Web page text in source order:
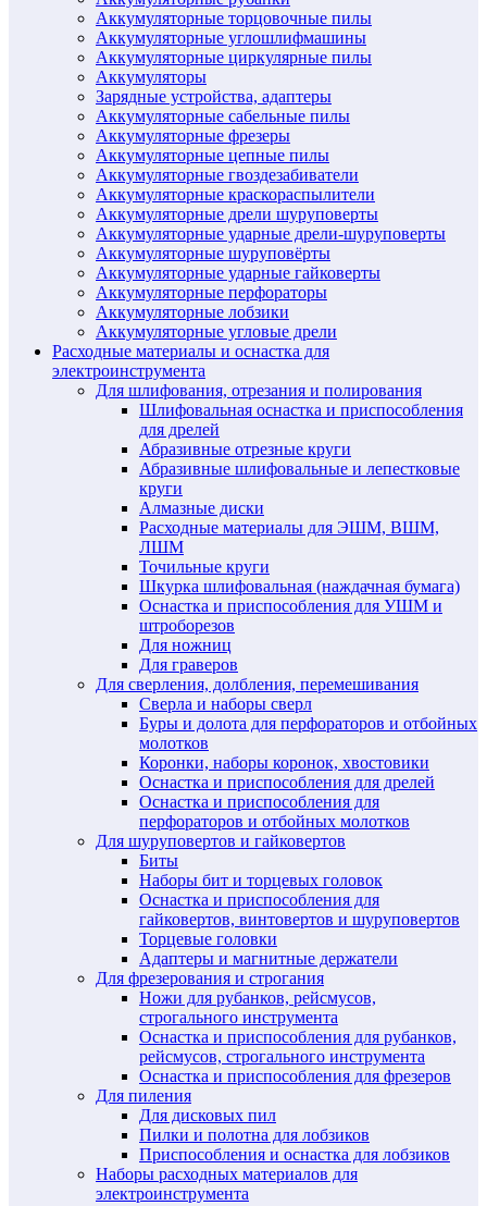
Аккумуляторные торцовочные пилы
Аккумуляторные углошлифмашины
Аккумуляторные циркулярные пилы
Аккумуляторы
Зарядные устройства, адаптеры
Аккумуляторные сабельные пилы
Аккумуляторные фрезеры
Аккумуляторные цепные пилы
Аккумуляторные гвоздезабиватели
Аккумуляторные краскораспылители
Аккумуляторные дрели шуруповерты
Аккумуляторные ударные дрели-шуруповерты
Аккумуляторные шуруповёрты
Аккумуляторные ударные гайковерты
Аккумуляторные перфораторы
Аккумуляторные лобзики
Аккумуляторные угловые дрели
Расходные материалы и оснастка для
электроинструмента
Для шлифования, отрезания и полирования
Шлифовальная оснастка и приспособления
для дрелей
Абразивные отрезные круги
Абразивные шлифовальные и лепестковые
круги
Алмазные диски
Расходные материалы для ЭШМ, ВШМ,
ЛШМ
Точильные круги
Шкурка шлифовальная (наждачная бумага)
Оснастка и приспособления для УШМ и
штроборезов
Для ножниц
Для граверов
Для сверления, долбления, перемешивания
Сверла и наборы сверл
Буры и долота для перфораторов и отбойных
молотков
Коронки, наборы коронок, хвостовики
Оснастка и приспособления для дрелей
Оснастка и приспособления для
перфораторов и отбойных молотков
Для шуруповертов и гайковертов
Биты
Наборы бит и торцевых головок
Оснастка и приспособления для
гайковертов, винтовертов и шуруповертов
Торцевые головки
Адаптеры и магнитные держатели
Для фрезерования и строгания
Ножи для рубанков, рейсмусов,
строгального инструмента
Оснастка и приспособления для рубанков,
рейсмусов, строгального инструмента
Оснастка и приспособления для фрезеров
Для пиления
Для дисковых пил
Пилки и полотна для лобзиков
Приспособления и оснастка для лобзиков
Наборы расходных материалов для
электроинструмента